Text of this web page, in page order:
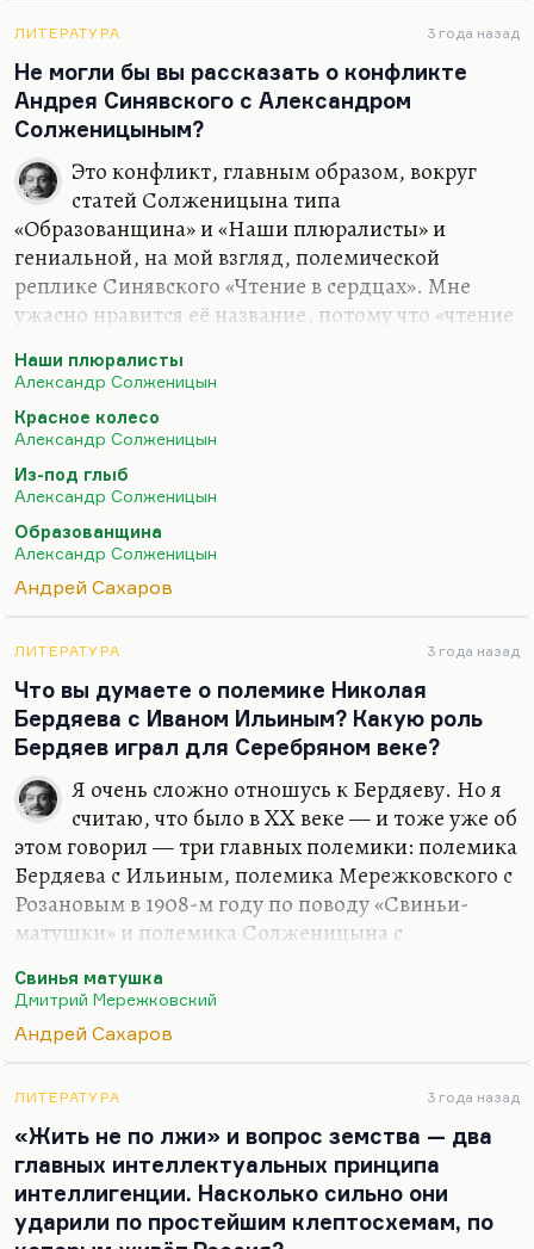
академик Калифорнийской академии искусств».
Она не была политическим поэтом, она не очень
много ездила за границу, кроме как по
приглашениям американских университетов. Она
не была таким хитовым гастролером, как
Вознесенский или Евтушенко. Кстати говоря,
Вознесенский тоже с этой властью почти не
играл, у него…
ЛИТЕРАТУРА 3 года назад
Не могли бы вы рассказать о конфликте
Андрея Синявского с Александром
Солженицыным?
Это конфликт, главным образом, вокруг
статей Солженицына типа
«Образованщина» и «Наши плюралисты» и
гениальной, на мой взгляд, полемической
реплике Синявского «Чтение в сердцах». Мне
ужасно нравится её название, потому что «чтение
рентгеновским оком проницать сущность
собеседника, и одновременно озлобленное,
пристрастное чтение.
эволюционирует и необязательно по направлению к
небу»,— сформулировал Синявский в 1974 году. В
открытом письме Солженицыну он пишет:
стал бы я блажить, если бы это не вводило людей во
многие соблазны»
. Речь идет именно об этих двух
твердынях 70-х годов: лагере Сахарова и лагере…
Наши плюралисты
Александр Солженицын
Красное колесо
Александр Солженицын
Из-под глыб
Александр Солженицын
Образованщина
Александр Солженицын
Андрей Сахаров
ЛИТЕРАТУРА 3 года назад
Что вы думаете о полемике Николая
Бердяева с Иваном Ильиным? Какую роль
Бердяев играл для Серебряном веке?
Я очень сложно отношусь к Бердяеву. Но я
считаю, что было в XX веке — и тоже уже об
этом говорил — три главных полемики: полемика
Бердяева с Ильиным, полемика Мережковского с
Розановым в 1908-м году по поводу «Свиньи-
матушки» и полемика Солженицына с
Солженицына с Синявским; потому что
Синявский ну как бы более opposite, более
наглядно противопоставлен Солженицыну,
общие взгляды; с Синявским они диаметрально
враждебны).
Значит, олемика Бердяева с Ильиным — это
самое актуальное, что есть в русской философии
XX века, при том, что, строго говоря, к
Свинья матушка
Дмитрий Мережковский
Андрей Сахаров
ЛИТЕРАТУРА 3 года назад
«Жить не по лжи» и вопрос земства — два
главных интеллектуальных принципа
интеллигенции. Насколько сильно они
ударили по простейшим клептосхемам, по